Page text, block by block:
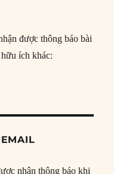
được thông báo bài
ích khác:
nhận thông báo khi